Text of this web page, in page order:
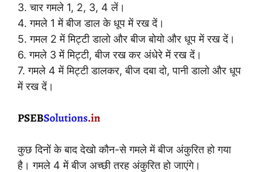
3. चार गमले 1, 2, 3, 4 लें।
4. गमले 1 में बीज डाल के धूप में रख दें।
5. गमल 2 में मिट्टी डालो और बीज बोयो और धूप में रख दें।
6. गमले 3 में मिट्टी, बीज रख कर अंधेरे में रख दें।
7. गमले 4 में मिट्टी डालकर, बीज दबा दो, पानी डालो और धूप
में रख दें।
कुछ दिनों के बाद देखो कौन-से गमले में बीज अंकुरित हो गया
है। गमले 4 में बीज अच्छी तरह अंकुरित हो जाएंगे।